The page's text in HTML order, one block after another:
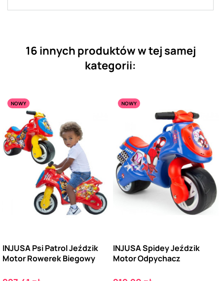
16 innych produktów w tej samej
kategorii:
NOWY
INJUSA Psi Patrol Jeździk
Motor Rowerek Biegowy
NOWY
INJUSA Spidey Jeździk
Motor Odpychacz